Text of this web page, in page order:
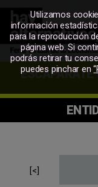
MERKATU
SOZIALAESCAPARATE
[<]
Utilizamos
información
para la reproducción
página web. Si
podrás retirar tu
puedes pinchar en